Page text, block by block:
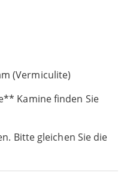
(Vermiculite)
Kamine finden Sie
Bitte gleichen Sie die